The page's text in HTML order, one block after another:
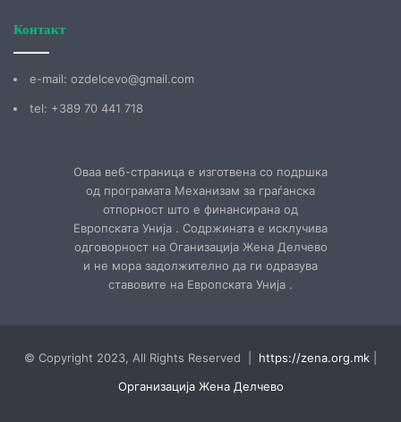
Контакт
е-mail: ozdelcevo@gmail.com
tel: +389 70 441 718
Оваа веб-страница е изготвена со подршка
од програмата Механизам за граѓанска
отпорност што е финансирана од
Европската Унија . Содржината е исклучива
одговорност на Оганизација Жена Делчево
и не мора задолжително да ги одразува
ставовите на Европската Унија .
© Copyright 2023, All Rights Reserved | https://zena.org.mk
Организација Жена Делчево